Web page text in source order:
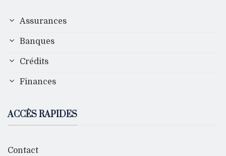
Assurances
Banques
Crédits
Finances
ACCÈS RAPIDES
Contact